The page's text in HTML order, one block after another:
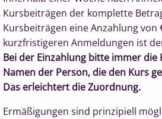
Kursbeiträgen der komplette
Kursbeiträgen eine Anzahlung von
kurzfristigeren Anmeldungen ist
Bei der Einzahlung bitte immer
Namen der Person, die den Kurs
Das erleichtert die Zuordnung.
Ermäßigungen sind prinzipiell